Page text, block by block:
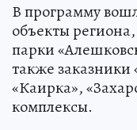
В программу
объекты
парки
также
«Каирка»,
комплексы.